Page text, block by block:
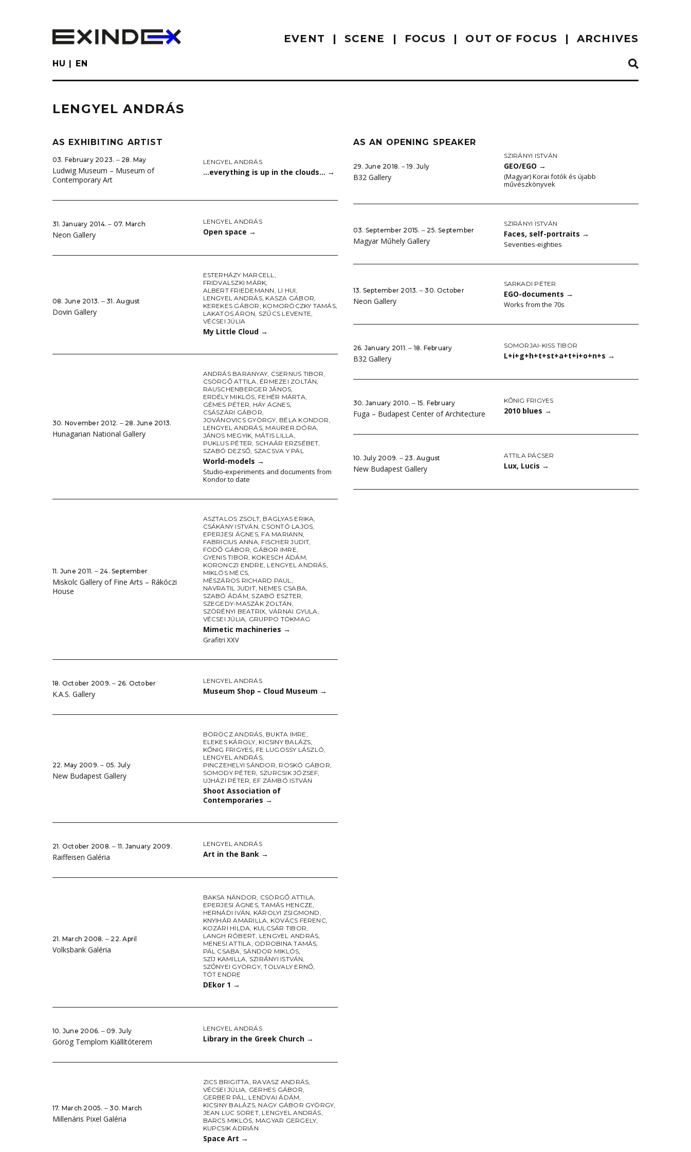
EVENT SCENE FOCUS OUT OF FOCUS ARCHIVES
HU EN
LENGYEL ANDRÁS
AS EXHIBITING ARTIST
03. February 2023. ‒ 28. May
Ludwig Museum – Museum of
Contemporary Art
LENGYEL ANDRÁS
…everything is up in the clouds… →
31. January 2014. ‒ 07. March
Neon Gallery
LENGYEL ANDRÁS
Open space →
08. June 2013. ‒ 31. August
Dovin Gallery
ESTERHÁZY MARCELL,
FRIDVALSZKI MÁRK,
ALBERT FRIEDEMANN, LI HUI,
LENGYEL ANDRÁS, KASZA GÁBOR,
KEREKES GÁBOR, KOMORÓCZKY TAMÁS,
LAKATOS ÁRON, SZŰCS LEVENTE,
VÉCSEI JÚLIA
My Little Cloud →
30. November 2012. ‒ 28. June 2013.
Hunagarian National Gallery
ANDRÁS BARANYAY, CSERNUS TIBOR,
CSÖRGŐ ATTILA, ÉRMEZEI ZOLTÁN,
RAUSCHENBERGER JÁNOS,
ERDÉLY MIKLÓS, FEHÉR MÁRTA,
GÉMES PÉTER, HÁY ÁGNES,
CSÁSZÁRI GÁBOR,
JOVÁNOVICS GYÖRGY, BÉLA KONDOR,
LENGYEL ANDRÁS, MAURER DÓRA,
JÁNOS MEGYIK, MÁTIS LILLA,
PUKLUS PÉTER, SCHAÁR ERZSÉBET,
SZABÓ DEZSŐ, SZACSVA Y PÁL
World-models →
Studio-experiments and documents from
Kondor to date
11. June 2011. ‒ 24. September
Miskolc Gallery of Fine Arts – Rákóczi
House
ASZTALOS ZSOLT, BAGLYAS ERIKA,
CSÁKÁNY ISTVÁN, CSONTÓ LAJOS,
EPERJESI ÁGNES, FA MARIANN,
FABRICIUS ANNA, FISCHER JUDIT,
FÖDŐ GÁBOR, GÁBOR IMRE,
GYENIS TIBOR, KOKESCH ÁDÁM,
KORONCZI ENDRE, LENGYEL ANDRÁS,
MIKLÓS MÉCS,
MÉSZÁROS RICHARD PAUL,
NAVRATIL JUDIT, NEMES CSABA,
SZABÓ ÁDÁM, SZABÓ ESZTER,
SZEGEDY-MASZÁK ZOLTÁN,
SZÖRÉNYI BEATRIX, VÁRNAI GYULA,
VÉCSEI JÚLIA, GRUPPO TÖKMAG
Mimetic machineries →
Grafitri XXV
18. October 2009. ‒ 26. October
K.A.S. Gallery
LENGYEL ANDRÁS
Museum Shop – Cloud Museum →
22. May 2009. ‒ 05. July
New Budapest Gallery
BÖRÖCZ ANDRÁS, BUKTA IMRE,
ELEKES KÁROLY, KICSINY BALÁZS,
KŐNIG FRIGYES, FE LUGOSSY LÁSZLÓ,
LENGYEL ANDRÁS,
PINCZEHELYI SÁNDOR, ROSKÓ GÁBOR,
SOMODY PÉTER, SZURCSIK JÓZSEF,
UJHÁZI PÉTER, EF ZÁMBÓ ISTVÁN
Shoot Association of
Contemporaries →
21. October 2008. ‒ 11. January 2009.
Raiffeisen Galéria
LENGYEL ANDRÁS
Art in the Bank →
21. March 2008. ‒ 22. April
Volksbank Galéria
BAKSA NÁNDOR, CSÖRGŐ ATTILA,
EPERJESI ÁGNES,TAMÁS HENCZE,
HERNÁDI IVÁN, KÁROLYI ZSIGMOND,
KNYIHÁR AMARILLA, KOVÁCS FERENC,
KOZÁRI HILDA, KULCSÁR TIBOR,
LANGH RÓBERT, LENGYEL ANDRÁS,
MENESI ATTILA, ODROBINA TAMÁS,
PÁL CSABA, SÁNDOR MIKLÓS,
SZÍJ KAMILLA, SZIRÁNYI ISTVÁN,
SZŐNYEI GYÖRGY,TOLVALY ERNŐ,
TÓT ENDRE
DEkor 1 →
10. June 2006. ‒ 09. July
Görög Templom Kiállítóterem
LENGYEL ANDRÁS
Library in the Greek Church →
17. March 2005. ‒ 30. March
Millenáris Pixel Galéria
ZICS BRIGITTA, RAVASZ ANDRÁS,
VÉCSEI JÚLIA, GERHES GÁBOR,
GERBER PÁL, LENDVAI ÁDÁM,
KICSINY BALÁZS, NAGY GÁBOR GYÖRGY,
JEAN LUC SORET, LENGYEL ANDRÁS,
BARCS MIKLÓS, MAGYAR GERGELY,
KUPCSIK ADRIÁN
Space Art →
AS AN OPENING SPEAKER
29. June 2018. ‒ 19. July
B32 Gallery
SZIRÁNYI ISTVÁN
GEO/EGO →
(Magyar) Korai fotók és újabb
művészkönyvek
03. September 2015. ‒ 25. September
Magyar Műhely Gallery
SZIRÁNYI ISTVÁN
Faces, self-portraits →
Seventies-eighties
13. September 2013. ‒ 30. October
Neon Gallery
SARKADI PÉTER
EGO-documents →
Works from the 70s
26. January 2011. ‒ 18. February
B32 Gallery
SOMORJAI-KISS TIBOR
L+i+g+h+t+st+a+t+i+o+n+s →
30. January 2010. ‒ 15. February
Fuga – Budapest Center of Architecture
KŐNIG FRIGYES
2010 blues →
10. July 2009. ‒ 23. August
New Budapest Gallery
ATTILA PÁCSER
Lux, Lucis →